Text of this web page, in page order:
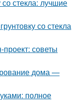
стекла: лучшие
со стекла
советы
дома —
полное